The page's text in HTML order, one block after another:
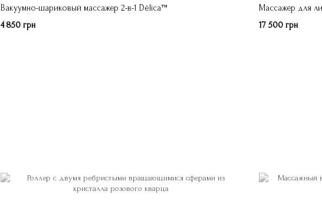
Вакуумно-шариковый массажер 2-в-1 Dèlica™
4 850 грн
Массажер для
17 500 грн